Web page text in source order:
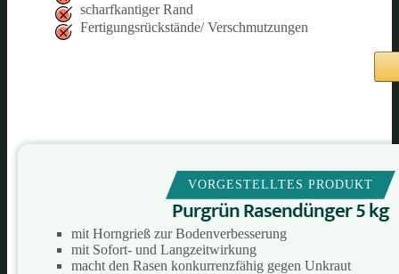
scharfkantiger Rand
Fertigungsrückstände/ Verschmutzungen
VORGESTELLTES PRODUKT
Purgrün Rasendünger 5 kg
mit Horngrieß zur Bodenverbesserung
mit Sofort- und Langzeitwirkung
macht den Rasen konkurrenzfähig gegen Unkraut